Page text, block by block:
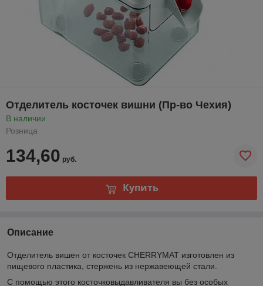
Отделитель косточек вишни (Пр-во Чехия)
В наличии
Розница
134,60 руб.
Купить
Описание
Отделитель вишен от косточек CHERRYMAT изготовлен из
пищевого пластика, стержень из нержавеющей стали.
С помощью этого косточковыдавливателя вы без особых